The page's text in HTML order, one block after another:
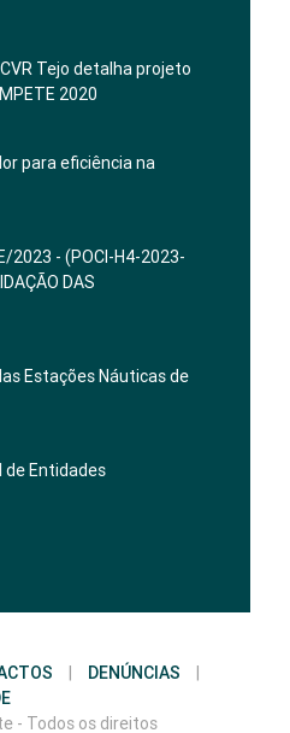
Tejo detalha projeto
2020
para eficiência na
2023 - (POCI-H4-2023-
DAS
Estações Náuticas de
de Entidades
| DENÚNCIAS
|
- Todos os direitos